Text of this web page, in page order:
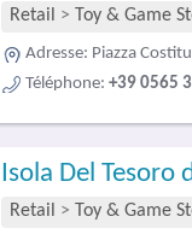
Retail > Toy & Game
Adresse: Piazza
Téléphone: +39 0565
Isola Del Tesoro
Retail > Toy & Game